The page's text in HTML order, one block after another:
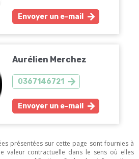
Envoyer un e-mail
Aurélien Merchez
0367146721
Envoyer un e-mail
présentées sur cette page sont fournies à
valeur contractuelle dans le sens où elles